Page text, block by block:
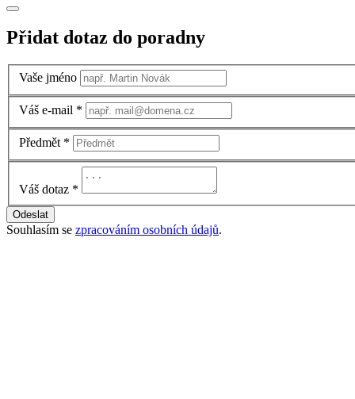
Přidat dotaz do poradny
Vaše jméno
Váš e-mail *
Předmět *
Váš dotaz *
Odeslat
Souhlasím se zpracováním osobních údajů.